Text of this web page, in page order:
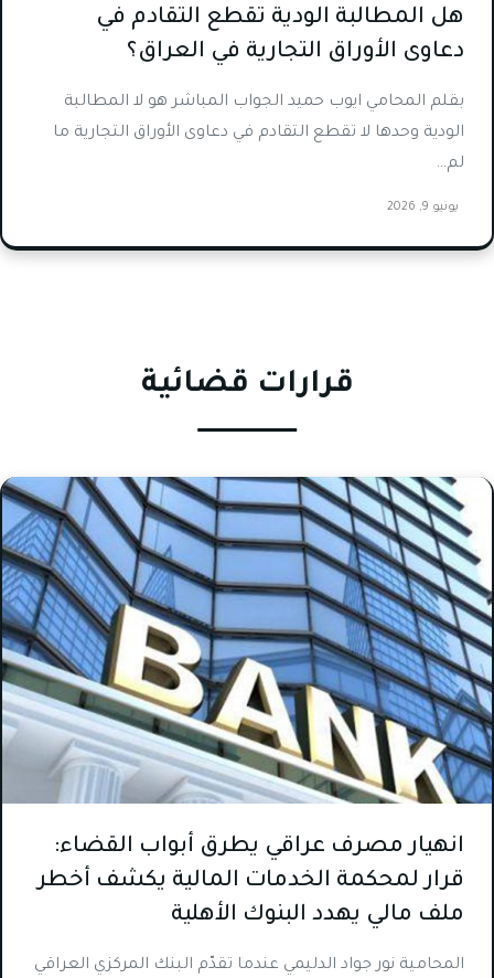
هل المطالبة الودية تقطع التقادم في
دعاوى الأوراق التجارية في العراق؟
بقلم المحامي ايوب حميد الجواب المباشر هو لا المطالبة
الودية وحدها لا تقطع التقادم في دعاوى الأوراق التجارية ما
لم…
يونيو 9, 2026
قرارات قضائية
انهيار مصرف عراقي يطرق أبواب القضاء:
قرار لمحكمة الخدمات المالية يكشف أخطر
ملف مالي يهدد البنوك الأهلية
المحامية نور جواد الدليمي عندما تقدّم البنك المركزي العراقي